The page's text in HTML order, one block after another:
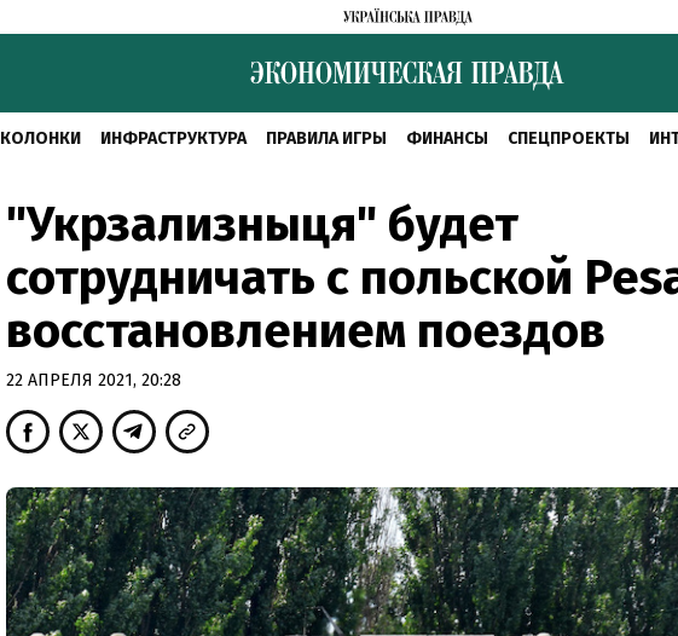
КОЛОНКИ ИНФРАСТРУКТУРА ПРАВИЛА ИГРЫ ФИНАНСЫ СПЕЦПРОЕКТЫ
"Укрзализныця" будет
сотрудничать с польской
восстановлением поездов
22 АПРЕЛЯ 2021, 20:28